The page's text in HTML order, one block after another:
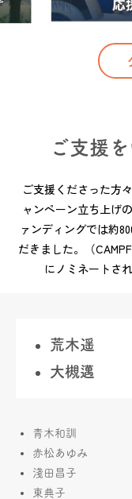
ご支援
ご支援くださった方
ャンペーン立ち上げ
ァンディングでは約
だきました。（
にノミネートさ
荒木遥
大槻邁
青木和訓
赤松あゆみ
淺田昌子
東典子